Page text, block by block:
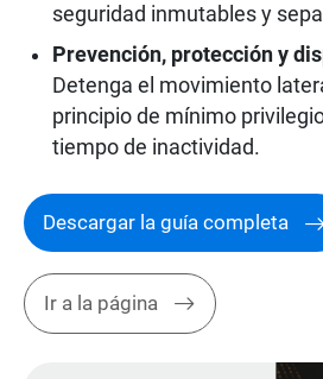
seguridad inmutables y
Prevención, protección y
Detenga el movimiento
principio de mínimo
tiempo de inactividad.
Descargar la guía completa
Ir a la página